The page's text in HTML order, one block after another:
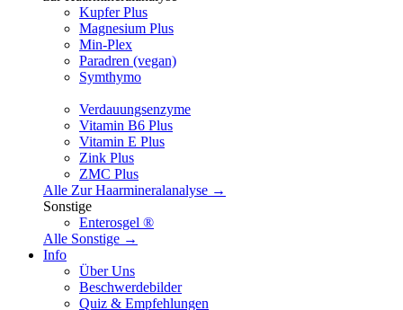
Kupfer Plus
Magnesium Plus
Min-Plex
Paradren (vegan)
Symthymo
Verdauungsenzyme
Vitamin B6 Plus
Vitamin E Plus
Zink Plus
ZMC Plus
Alle Zur Haarmineralanalyse →
Sonstige
Enterosgel ®
Alle Sonstige →
Info
Über Uns
Beschwerdebilder
Quiz & Empfehlungen